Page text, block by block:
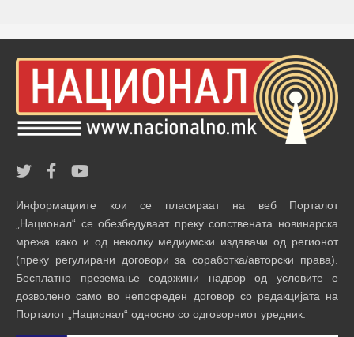
Информациите кои се пласираат на веб Порталот
„Национал“ се обезбедуваат преку сопствената новинарска
мрежа како и од неколку медиумски издавачи од регионот
(преку регулирани договори за соработка/авторски права).
Бесплатно преземање содржини надвор од условите е
дозволено само во непосреден договор со редакцијата на
Порталот „Национал“ односно со одговорниот уредник.